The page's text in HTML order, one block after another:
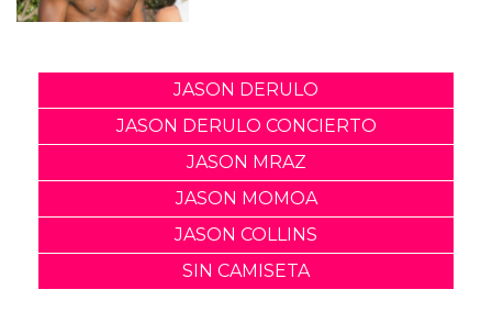
JASON DERULO
JASON DERULO CONCIERTO
JASON MRAZ
JASON MOMOA
JASON COLLINS
SIN CAMISETA